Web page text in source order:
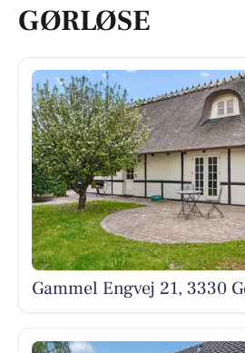
GØRLØSE
Gammel Engvej 21, 3330